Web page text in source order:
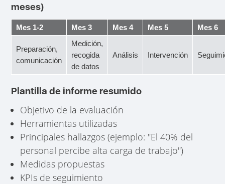
meses)
Mes 1-2 Mes 3 Mes 4 Mes 5 Mes 6
Preparación,
comunicación
Medición,
recogida
de datos
Análisis Intervención
Plantilla de informe resumido
Objetivo de la evaluación
Herramientas utilizadas
Principales hallazgos (ejemplo: "El 40% del
personal percibe alta carga de trabajo")
Medidas propuestas
KPIs de seguimiento